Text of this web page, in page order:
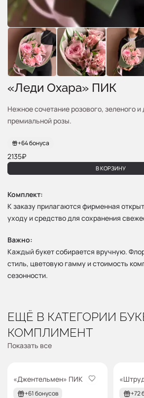
«Леди Охара» ПИК
Нежное сочетание розового, зеленого и
премиальной розы.
+64бонуса
2135₽
В КОРЗИНУ
Комплект:
К заказу прилагаются фирменная
уходу и средство для сохранения
Важно:
Каждый букет собирается вручную.
стиль, цветовую гамму и стоимость
сезонности.
ЕЩЁ В КАТЕГОРИИ
КОМПЛИМЕНТ
Показать все
«Джентельмен» ПИК
+61 бонусов +72